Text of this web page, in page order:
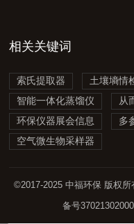
相关关键词
索氏提取器 土壤墒情
智能一体化蒸馏仪
从
环保仪器展会信息
多
空气微生物采样器
©2017-2025 中福环保 版权
备号